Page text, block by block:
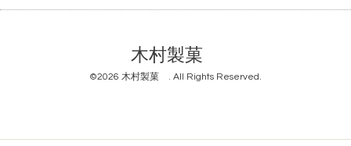
木村製菓
©2026 木村製菓 . All Rights Reserved.